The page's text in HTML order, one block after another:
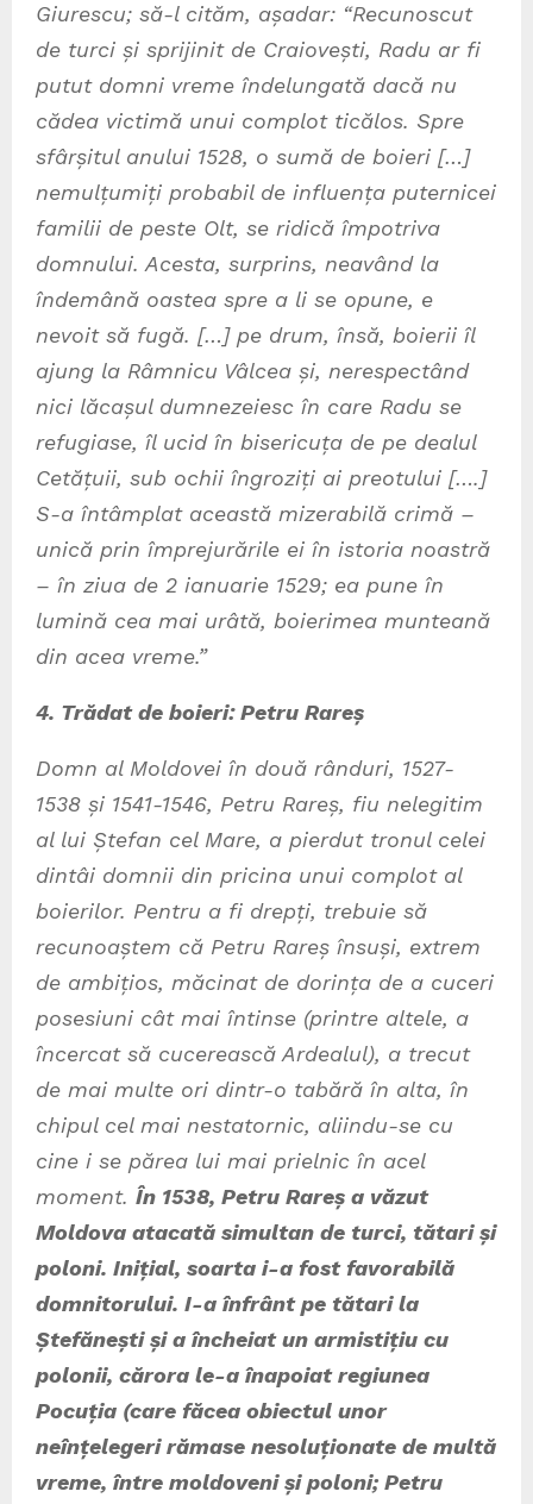
Giurescu; să-l cităm, așadar: “Recunoscut
de turci și sprijinit de Craiovești, Radu ar fi
putut domni vreme îndelungată dacă nu
cădea victimă unui complot ticălos. Spre
sfârșitul anului 1528, o sumă de boieri […]
nemulțumiți probabil de influența puternicei
familii de peste Olt, se ridică împotriva
domnului. Acesta, surprins, neavând la
îndemână oastea spre a li se opune, e
nevoit să fugă. […] pe drum, însă, boierii îl
ajung la Râmnicu Vâlcea și, nerespectând
nici lăcașul dumnezeiesc în care Radu se
refugiase, îl ucid în bisericuța de pe dealul
Cetățuii, sub ochii îngroziți ai preotului [….]
S-a întâmplat această mizerabilă crimă –
unică prin împrejurările ei în istoria noastră
– în ziua de 2 ianuarie 1529; ea pune în
lumină cea mai urâtă, boierimea munteană
din acea vreme.”
4. Trădat de boieri: Petru Rareș
Domn al Moldovei în două rânduri, 1527-
1538 și 1541-1546, Petru Rareș, fiu nelegitim
al lui Ștefan cel Mare, a pierdut tronul celei
dintâi domnii din pricina unui complot al
boierilor. Pentru a fi drepți, trebuie să
recunoaștem că Petru Rareș însuși, extrem
de ambițios, măcinat de dorința de a cuceri
posesiuni cât mai întinse (printre altele, a
încercat să cucerească Ardealul), a trecut
de mai multe ori dintr-o tabără în alta, în
chipul cel mai nestatornic, aliindu-se cu
cine i se părea lui mai prielnic în acel
moment. În 1538, Petru Rareș a văzut
Moldova atacată simultan de turci, tătari și
poloni. Inițial, soarta i-a fost favorabilă
domnitorului. I-a înfrânt pe tătari la
Ștefănești și a încheiat un armistițiu cu
polonii, cărora le-a înapoiat regiunea
Pocuția (care făcea obiectul unor
neînțelegeri rămase nesoluționate de multă
vreme, între moldoveni și poloni; Petru